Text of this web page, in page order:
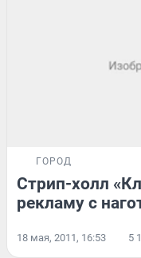
ГОРОД
Стрип-холл
рекламу с
18 мая, 2011, 16:53 5